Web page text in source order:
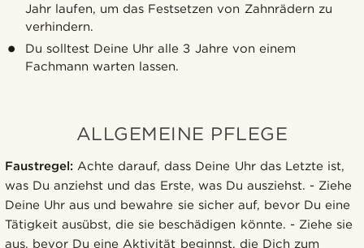
Jahr laufen, um das Festsetzen von Zahnrädern zu
verhindern.
Du solltest Deine Uhr alle 3 Jahre von einem
Fachmann warten lassen.
ALLGEMEINE PFLEGE
Faustregel: Achte darauf, dass Deine Uhr das Letzte ist,
was Du anziehst und das Erste, was Du ausziehst. - Ziehe
Deine Uhr aus und bewahre sie sicher auf, bevor Du eine
Tätigkeit ausübst, die sie beschädigen könnte. - Ziehe sie
aus, bevor Du eine Aktivität beginnst, die Dich zum